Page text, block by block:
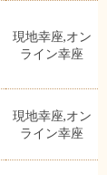
現地幸座,オン
ライン幸座
現地幸座,オン
ライン幸座